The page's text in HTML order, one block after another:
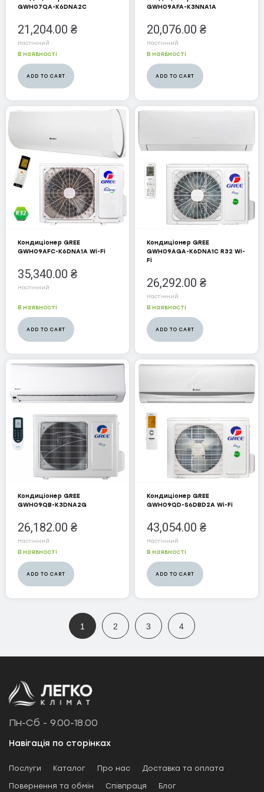
В наявності
GWH07QA-K6DNA2C
21,204.00 ₴
Настінний
ADD TO CART
В наявності
GWH09AFA-K3NNA1A
20,076.00 ₴
Настінний
ADD TO CART
В наявності
Кондиціонер GREE
GWH09AFC-K6DNA1A Wi-Fi
35,340.00 ₴
Настінний
ADD TO CART
В наявності
Кондиціонер GREE
GWH09AGA-K6DNA1C R32 Wi-
Fi
26,292.00 ₴
Настінний
ADD TO CART
В наявності
Кондиціонер GREE
GWH09QB-K3DNA2G
26,182.00 ₴
Настінний
ADD TO CART
В наявності
Кондиціонер GREE
GWH09QD-S6DBD2A Wi-Fi
43,054.00 ₴
Настінний
ADD TO CART
1 2 3 4
Пн-Сб - 9.00-18.00
Навігація по сторінках
Послуги Каталог Про нас Доставка та оплата
Повернення та обмін Співпраця Блог
MIDEA
ZANUSSI
COOPER&HUNTER
ELECTROLUX
Конвектори
COOPER&HUNTER
Осушувачі
COOPER&HUNTER
MIDEA
Дизельні нагрівальні прилади
Електро
Осушувачі